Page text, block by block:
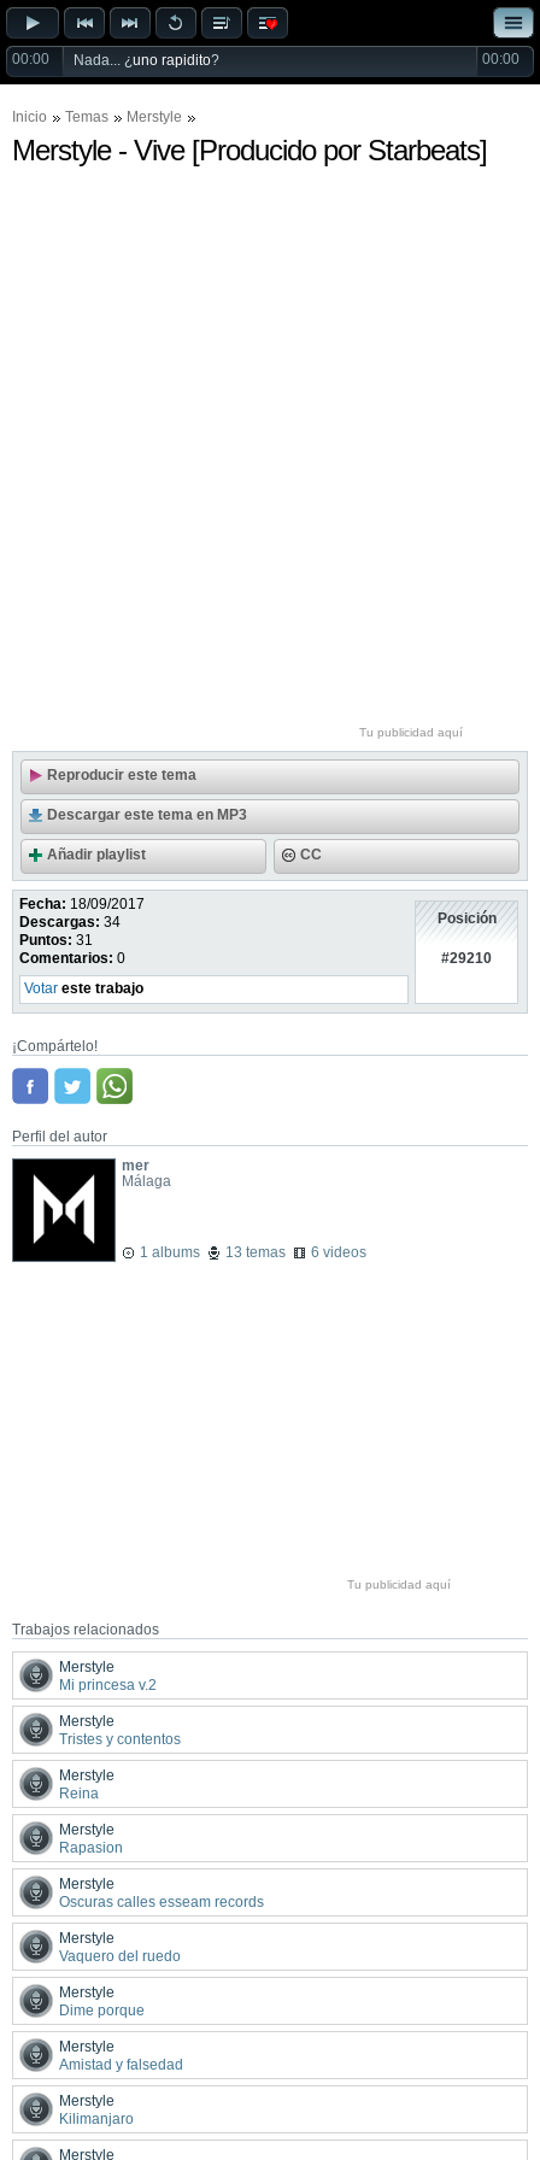
00:00 Nada... ¿uno rapidito? 00:00
Inicio Temas Merstyle
Merstyle - Vive [Producido por Starbeats]
Tu publicidad aquí
Reproducir este tema
Descargar este tema en MP3
Añadir playlist CC
Fecha: 18/09/2017
Descargas: 34
Puntos: 31
Comentarios: 0
Votar este trabajo
Posición
#29210
¡Compártelo!
Perfil del autor
mer
Málaga
1 albums 13 temas 6 videos
Tu publicidad aquí
Trabajos relacionados
Merstyle
Mi princesa v.2
Merstyle
Tristes y contentos
Merstyle
Reina
Merstyle
Rapasion
Merstyle
Oscuras calles esseam records
Merstyle
Vaquero del ruedo
Merstyle
Dime porque
Merstyle
Amistad y falsedad
Merstyle
Kilimanjaro
Merstyle